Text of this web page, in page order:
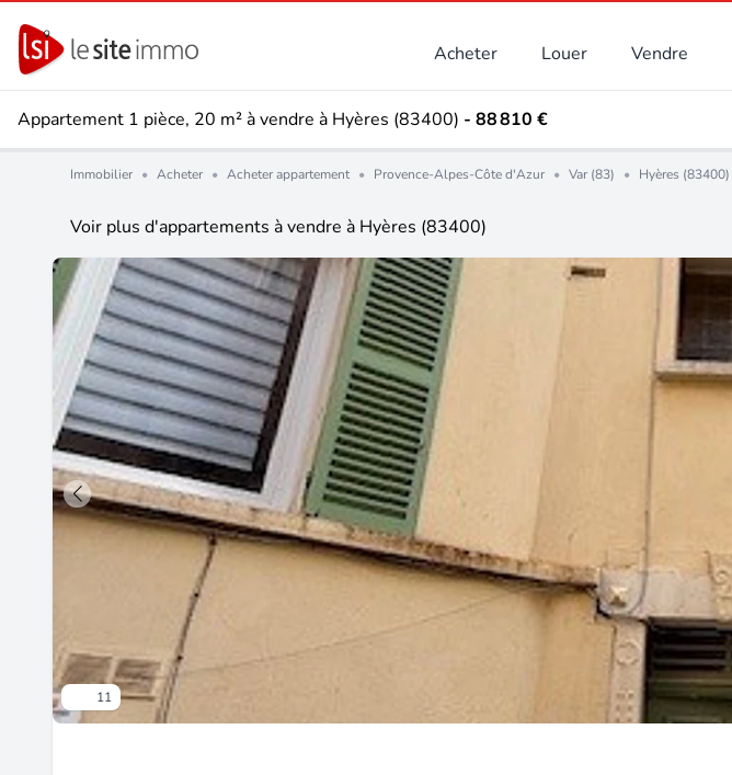
Acheter Louer Vendre
Appartement 1 pièce, 20 m² à vendre à Hyères (83400) - 88 810 €
Immobilier • Acheter • Acheter appartement • Provence-Alpes-Côte d'Azur • Var (83) • Hyères (83400)
Voir plus d'appartements à vendre à Hyères (83400)
11